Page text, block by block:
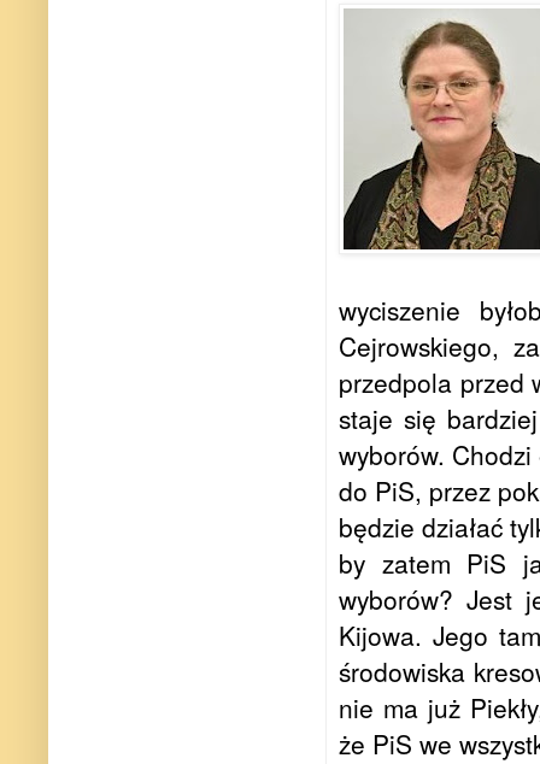
wyciszenie
Cejrowskiego,
przedpola przed
staje się
wyborów.
do PiS, przez
będzie działać
by zatem PiS
wyborów? Jest
Kijowa. Jego
środowiska
nie ma już
że PiS we